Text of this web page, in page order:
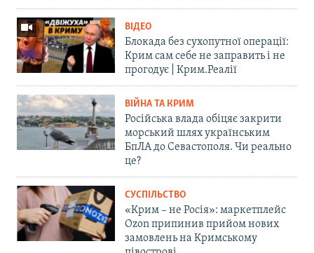
ВІДЕО
Блокада без сухопутної операції:
Крим сам себе не заправить і не
прогодує | Крим.Реалії
ВІЙНА ТА КРИМ
Російська влада обіцяє закрити
морський шлях українським
БпЛА до Севастополя. Чи реально
це?
СУСПІЛЬСТВО
«Крим – не Росія»: маркетплейс
Ozon припинив прийом нових
замовлень на Кримському